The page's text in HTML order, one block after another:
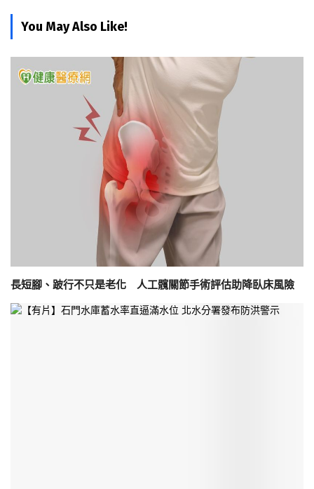
You May Also Like!
長短腳、跛行不只是老化 人工髖關節手術評估助降臥床風險